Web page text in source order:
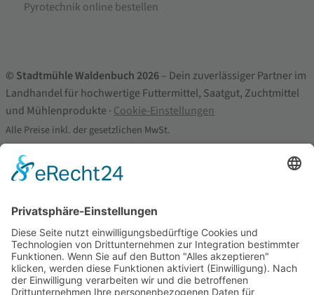
Pyrotechnik online bestellen
© Stadtmühle Waldenbuch 2026– Dein zuverlässiger Partner im
Landhandel für hochwertige Futtermittel, Saatgut, Zuchtmittel
und Mühlenprodukte · Cookie-Einstellungen
Alle Preise inkl. der gesetzlichen MwSt.
Die durchgestrichenen Preise entsprechen dem bisherigen Preis in
diesem Online-Shop.